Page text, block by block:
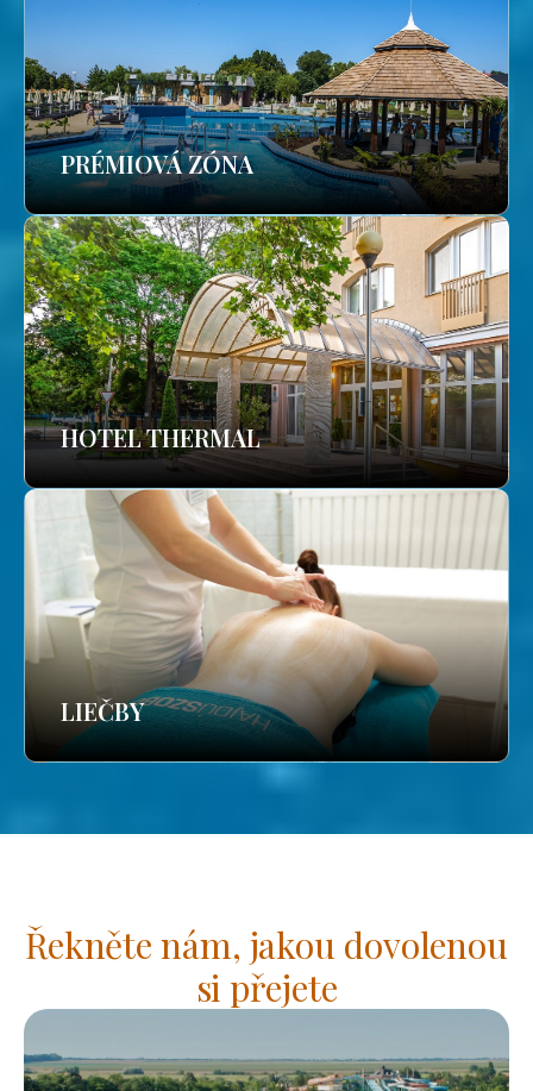
PRÉMIOVÁ ZÓNA
HOTEL THERMAL
LIEČBY
Řekněte nám, jakou dovolenou
si přejete